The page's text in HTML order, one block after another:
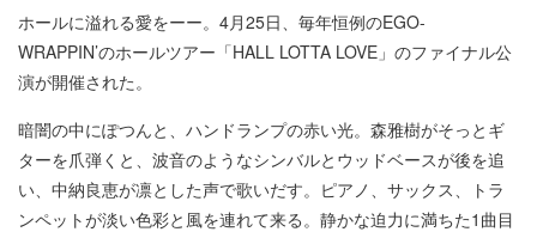
ホールに溢れる愛をーー。4月25日、毎年恒例のEGO-
WRAPPIN’のホールツアー「HALL LOTTA LOVE」のファイナル公
演が開催された。
暗闇の中にぽつんと、ハンドランプの赤い光。森雅樹がそっとギ
ターを爪弾くと、波音のようなシンバルとウッドベースが後を追
い、中納良恵が凛とした声で歌いだす。ピアノ、サックス、トラ
ンペットが淡い色彩と風を連れて来る。静かな迫力に満ちた1曲目